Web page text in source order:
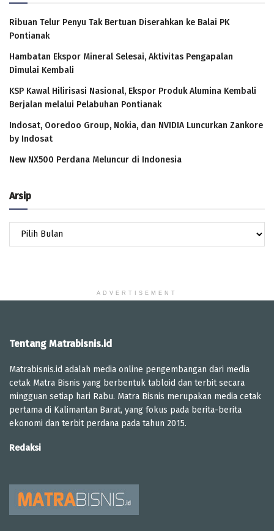
Ribuan Telur Penyu Tak Bertuan Diserahkan ke Balai PK
Pontianak
Hambatan Ekspor Mineral Selesai, Aktivitas Pengapalan
Dimulai Kembali
KSP Kawal Hilirisasi Nasional, Ekspor Produk Alumina Kembali
Berjalan melalui Pelabuhan Pontianak
Indosat, Ooredoo Group, Nokia, dan NVIDIA Luncurkan Zankore
by Indosat
New NX500 Perdana Meluncur di Indonesia
Arsip
Arsip
ADVERTISEMENT
Tentang Matrabisnis.id
Matrabisnis.id adalah media online pengembangan dari media
cetak Matra Bisnis yang berbentuk tabloid dan terbit secara
mingguan setiap hari Rabu. Matra Bisnis merupakan media cetak
pertama di Kalimantan Barat, yang fokus pada berita-berita
ekonomi dan terbit perdana pada tahun 2015.
Redaksi